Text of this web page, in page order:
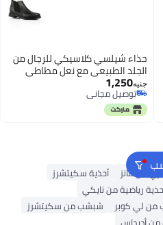
حذاء شيلسي كلاسيكي للرجال من
الجلد الطبيعي مع نعل مطاطي
مريح، أنيق ودائم للاستخدام اليومي
جنيه1,250
توصيل مجاني
توصيل مجاني
من فانز
أحذية سكيتشرز
رياضية من نايكي
من لي كوبر
شبشب من سكيتشرز